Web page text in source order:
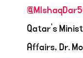
Qatar’s
Affairs, Dr.